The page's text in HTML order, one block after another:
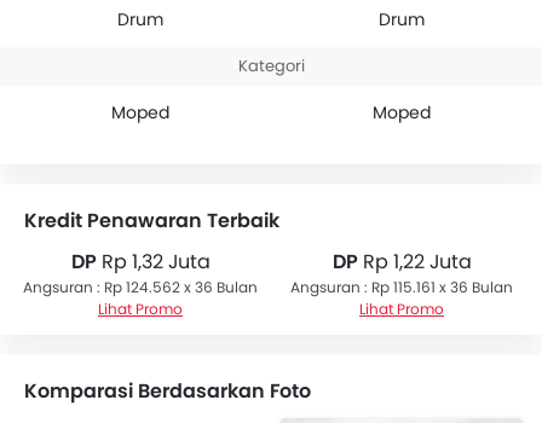
Drum Drum
Kategori
Moped Moped
Kredit Penawaran Terbaik
DPRp 1,32 Juta
Angsuran : Rp 124.562 x 36 Bulan
Lihat Promo
DPRp 1,22 Juta
Angsuran : Rp 115.161 x 36 Bulan
Lihat Promo
Komparasi Berdasarkan Foto